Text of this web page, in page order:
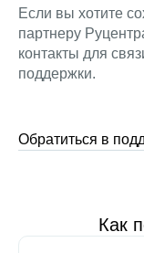
Если вы хотите
партнеру
контакты для
поддержки.
Обратиться в
Как